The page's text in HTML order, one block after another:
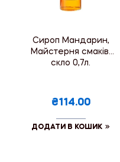
Сироп Мандарин,
Майстерня смаків,
скло 0,7л.
₴114.00
ДОДАТИ В КОШИК